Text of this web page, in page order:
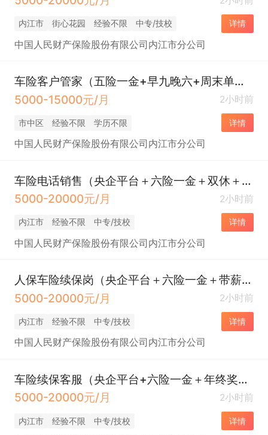
内江市 街心花园 经验不限 中专/技校 详情
中国人民财产保险股份有限公司内江市分公司
车险客户管家（五险一金+早九晚六+周末单休/双休）
5000-15000元/月
2小时前
市中区 经验不限 学历不限 详情
中国人民财产保险股份有限公司内江市分公司
车险电话销售（央企平台＋六险一金＋双休＋带薪年假＋年终奖＋餐补＋生日福利＋下午茶）
5000-20000元/月
2小时前
内江市 经验不限 中专/技校 详情
中国人民财产保险股份有限公司内江市分公司
人保车险续保岗（央企平台＋六险一金＋带薪年假＋双休＋年终奖＋餐补＋下午茶）
5000-20000元/月
2小时前
内江市 经验不限 中专/技校 详情
中国人民财产保险股份有限公司内江市分公司
车险续保客服（央企平台+六险一金＋年终奖＋带薪年假＋双休＋餐补＋下午茶）
5000-20000元/月
2小时前
内江市 经验不限 中专/技校 详情